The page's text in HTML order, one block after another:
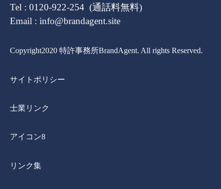
Tel : 0120-922-254 (通話料無料)
Email : info@brandagent.site
Copyright2020 特許事務所BrandAgent. All rights Reserved.
サイトポリシー
士業リンク
アイコン8
リンク集